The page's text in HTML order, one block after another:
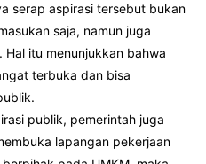
serap aspirasi tersebut bukan
saja, namun juga
itu menunjukkan bahwa
terbuka dan bisa
publik, pemerintah juga
lapangan pekerjaan